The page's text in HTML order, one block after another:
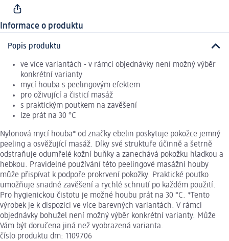
Informace o produktu
Popis produktu
ve více variantách - v rámci objednávky není možný výběr
konkrétní varianty
mycí houba s peelingovým efektem
pro oživující a čisticí masáž
s praktickým poutkem na zavěšení
lze prát na 30 °C
Nylonová mycí houba* od značky ebelin poskytuje pokožce jemný
peeling a osvěžující masáž. Díky své struktuře účinně a šetrně
odstraňuje odumřelé kožní buňky a zanechává pokožku hladkou a
hebkou. Pravidelné používání této peelingové masážní houby
může přispívat k podpoře prokrvení pokožky. Praktické poutko
umožňuje snadné zavěšení a rychlé schnutí po každém použití.
Pro hygienickou čistotu je možné houbu prát na 30 °C. *Tento
výrobek je k dispozici ve více barevných variantách. V rámci
objednávky bohužel není možný výběr konkrétní varianty. Může
Vám být doručena jiná než vyobrazená varianta.
číslo produktu dm: 1109706